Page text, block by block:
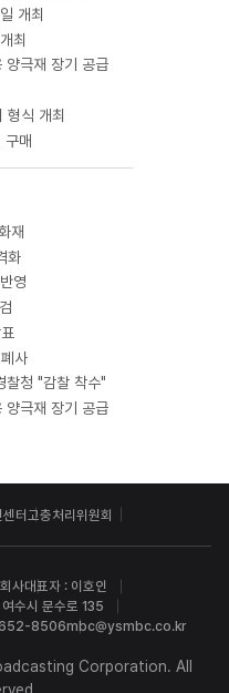
개최
최
양극재 장기 공급
형식 개최
구매
재
화
영
사
찰청 "감찰 착수"
양극재 장기 공급
터 고충처리위원회
사대표자 : 이호인
수시 문수로 135
652-8506mbc@ysmbc.co.kr
Corporation. All